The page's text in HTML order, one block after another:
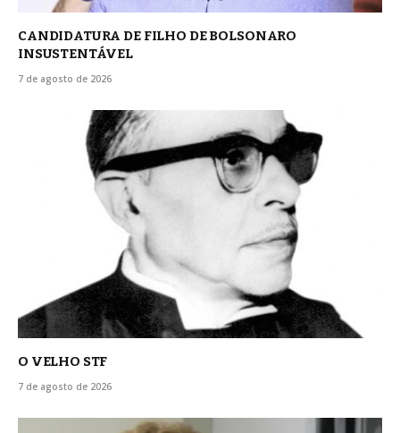
CANDIDATURA DE FILHO DE BOLSONARO
INSUSTENTÁVEL
7 de agosto de 2026
O VELHO STF
7 de agosto de 2026